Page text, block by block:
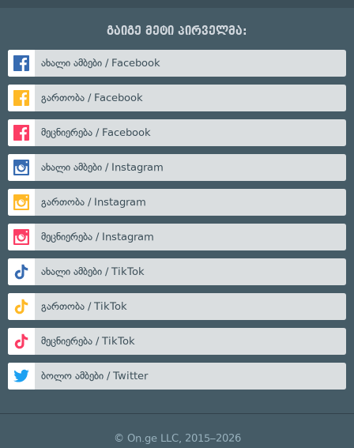
გაიგე მეტი პირველმა:
ახალი ამბები / Facebook
გართობა / Facebook
მეცნიერება / Facebook
ახალი ამბები / Instagram
გართობა / Instagram
მეცნიერება / Instagram
ახალი ამბები / TikTok
გართობა / TikTok
მეცნიერება / TikTok
ბოლო ამბები / Twitter
© On.ge LLC, 2015–2026